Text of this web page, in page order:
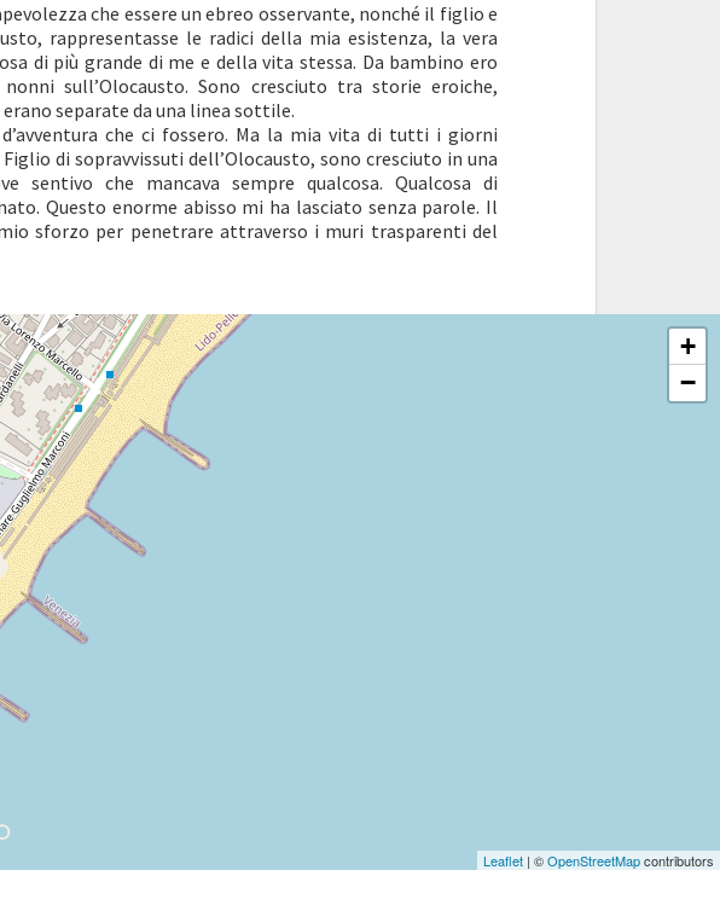
che essere un ebreo osservante, nonché il figlio e
rappresentasse le radici della mia esistenza, la vera
di più grande di me e della vita stessa. Da bambino ero
sull’Olocausto. Sono cresciuto tra storie eroiche,
separate da una linea sottile.
che ci fossero. Ma la mia vita di tutti i giorni
di sopravvissuti dell’Olocausto, sono cresciuto in una
sentivo che mancava sempre qualcosa. Qualcosa di
Questo enorme abisso mi ha lasciato senza parole. Il
sforzo per penetrare attraverso i muri trasparenti del
+
−
Leaflet | ©OpenStreetMapcontributors